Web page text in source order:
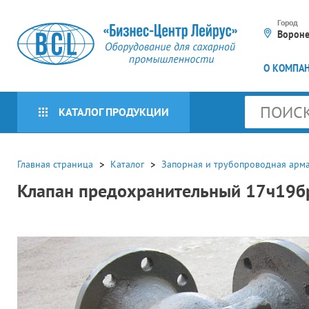
Город
О
КАТАЛОГ ПРОДУКЦИИ
Оборудование для
Оборудование для
упаковочных линий (16)
Мешкозашивочное
оборудование (30)
Пресс-грануляторы (415)
Приборы КИПиА
Программируемые
контроллеры и системы
автоматизации (404)
Пневмооборудование
Подготовка воздуха (65)
Электротехническое
Главная страница Каталог Запорная и трубопроводная
Клапан предохранительный